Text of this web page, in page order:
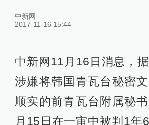
中新网
2017-11-16 15:44
中新网11月16日消息，据
涉嫌将韩国青瓦台秘密
顺实的前青瓦台附属秘
月15日在一审中被判1年